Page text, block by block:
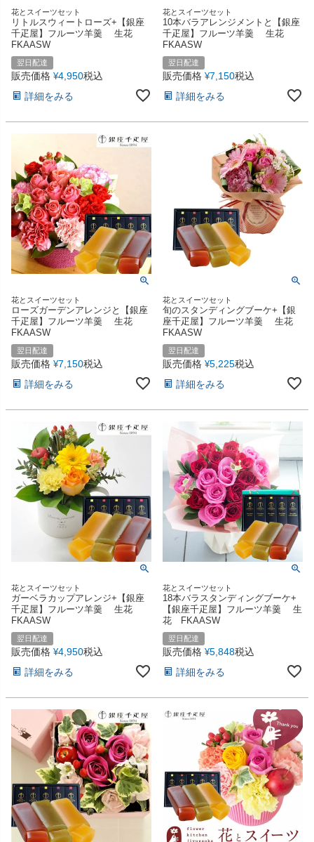
花とスイーツセット
リトルスウィートローズ+【銀座
千疋屋】フルーツ羊羹 生花
FKAASW
翌日配達
販売価格 ¥4,950税込
詳細をみる
花とスイーツセット
10本バラアレンジメントと【銀座
千疋屋】フルーツ羊羹 生花
FKAASW
翌日配達
販売価格 ¥7,150税込
詳細をみる
花とスイーツセット
ローズガーデンアレンジと【銀座
千疋屋】フルーツ羊羹 生花
FKAASW
翌日配達
販売価格 ¥7,150税込
詳細をみる
花とスイーツセット
旬のスタンディングブーケ+【銀
座千疋屋】フルーツ羊羹 生花
FKAASW
翌日配達
販売価格 ¥5,225税込
詳細をみる
花とスイーツセット
ガーベラカップアレンジ+【銀座
千疋屋】フルーツ羊羹 生花
FKAASW
翌日配達
販売価格 ¥4,950税込
詳細をみる
花とスイーツセット
18本バラスタンディングブーケ+
【銀座千疋屋】フルーツ羊羹 生
花 FKAASW
翌日配達
販売価格 ¥5,848税込
詳細をみる